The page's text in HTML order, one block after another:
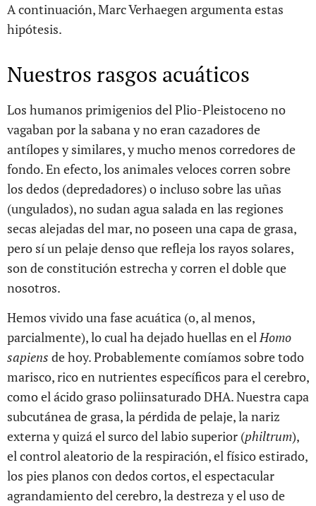
A continuación, Marc Verhaegen argumenta estas
hipótesis.
Nuestros rasgos acuáticos
Los humanos primigenios del Plio-Pleistoceno no
vagaban por la sabana y no eran cazadores de
antílopes y similares, y mucho menos corredores de
fondo. En efecto, los animales veloces corren sobre
los dedos (depredadores) o incluso sobre las uñas
(ungulados), no sudan agua salada en las regiones
secas alejadas del mar, no poseen una capa de grasa,
pero sí un pelaje denso que refleja los rayos solares,
son de constitución estrecha y corren el doble que
nosotros.
Hemos vivido una fase acuática (o, al menos,
parcialmente), lo cual ha dejado huellas en elHomo
sapiens de hoy. Probablemente comíamos sobre todo
marisco, rico en nutrientes específicos para el cerebro,
como el ácido graso poliinsaturado DHA. Nuestra capa
subcutánea de grasa, la pérdida de pelaje, la nariz
externa y quizá el surco del labio superior (philtrum),
el control aleatorio de la respiración, el físico estirado,
los pies planos con dedos cortos, el espectacular
agrandamiento del cerebro, la destreza y el uso de